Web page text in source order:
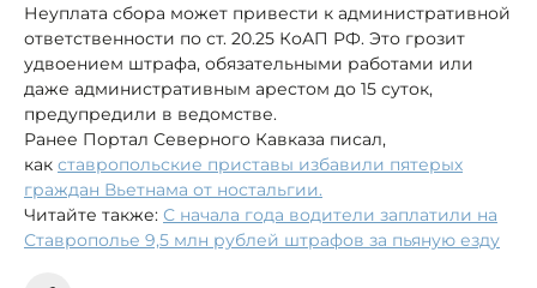
Неуплата сбора может привести к административной
ответственности по ст. 20.25 КоАП РФ. Это грозит
удвоением штрафа, обязательными работами или
даже административным арестом до 15 суток,
предупредили в ведомстве.
Ранее Портал Северного Кавказа писал,
как ставропольские приставы избавили пятерых
граждан Вьетнама от ностальгии.
Читайте также: С начала года водители заплатили на
Ставрополье 9,5 млн рублей штрафов за пьяную езду